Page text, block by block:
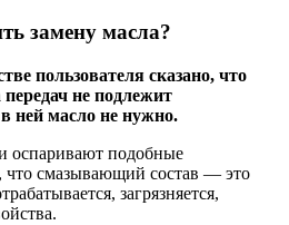
замену масла?
пользователя сказано, что
не подлежит
ней масло не нужно.
оспаривают подобные
что смазывающий состав — это
загрязняется,